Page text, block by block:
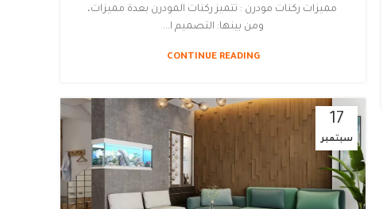
مميزات ركنات مودرن : تتميز ركنات المودرن بعدة مميزات،
ومن بينها: التصميم ا...
CONTINUE READING
17
سبتمبر